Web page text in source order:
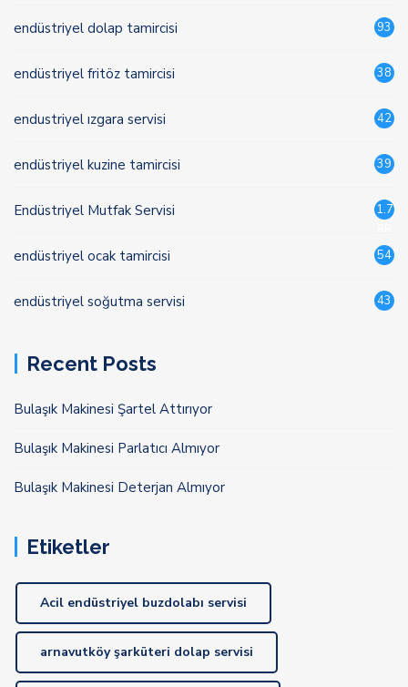
endüstriyel dolap tamircisi 93
endüstriyel fritöz tamircisi 38
endustriyel ızgara servisi 42
endüstriyel kuzine tamircisi 39
Endüstriyel Mutfak Servisi
1.7
endüstriyel ocak tamircisi 54
endüstriyel soğutma servisi 43
Recent Posts
Bulaşık Makinesi Şartel Attırıyor
Bulaşık Makinesi Parlatıcı Almıyor
Bulaşık Makinesi Deterjan Almıyor
Etiketler
Acil endüstriyel buzdolabı servisi
arnavutköy şarküteri dolap servisi